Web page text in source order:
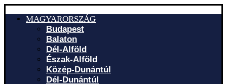
MAGYARORSZÁG
Budapest
Balaton
Dél-Alföld
Észak-Alföld
Közép-Dunántúl
Dél-Dunántúl